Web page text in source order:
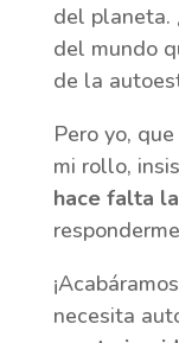
del planeta.
del mundo
de la
Pero yo,
mi rollo,
hace falta
necesita